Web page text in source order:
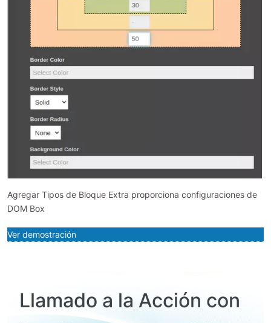
Agregar Tipos de Bloque Extra proporciona configuraciones de
DOM Box
Ver demostración
Llamado a la Acción con